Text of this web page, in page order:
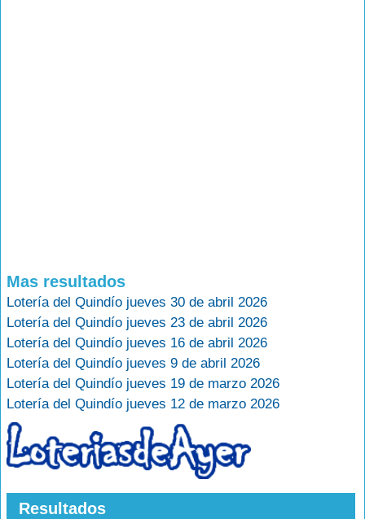
Mas resultados
Lotería del Quindío jueves 30 de abril 2026
Lotería del Quindío jueves 23 de abril 2026
Lotería del Quindío jueves 16 de abril 2026
Lotería del Quindío jueves 9 de abril 2026
Lotería del Quindío jueves 19 de marzo 2026
Lotería del Quindío jueves 12 de marzo 2026
Resultados